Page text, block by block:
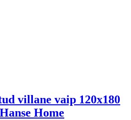
villane vaip 120x180
Home